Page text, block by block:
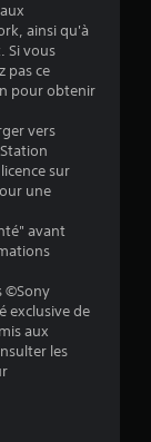
é
o
l
s
s
ainsi qu'à
Si vous
pas ce
pour obtenir
vers
sur
une
avant
©Sony
exclusive de
aux
les